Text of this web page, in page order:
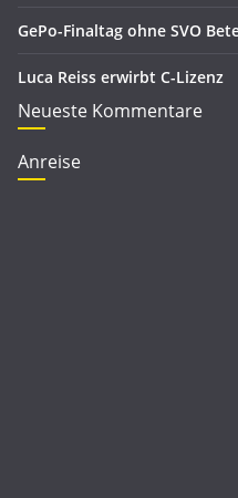
GePo-Finaltag ohne SVO
Luca Reiss erwirbt C-Lizenz
Neueste Kommentare
Anreise